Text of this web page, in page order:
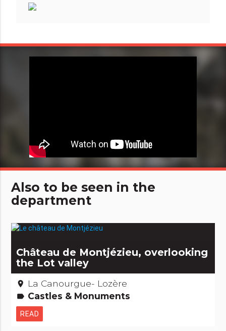
Also to be seen in the
department
Château de Montjézieu, overlooking
the Lot valley
place La Canourgue- Lozère
label Castles & Monuments
READ